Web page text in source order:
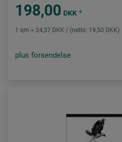
198,00 DKK *
1 qm = 24,37 DKK / (netto: 19,50 DKK)
plus forsendelse